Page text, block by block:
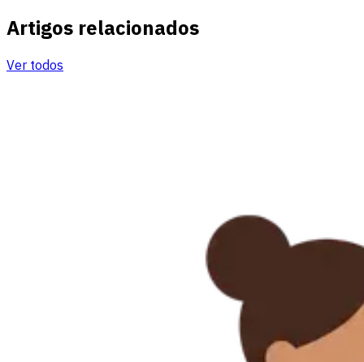
Artigos relacionados
Ver todos